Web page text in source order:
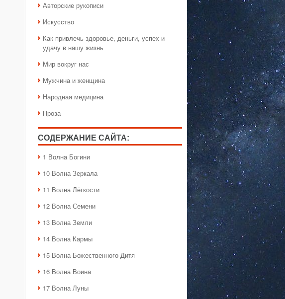
Авторские рукописи
Искусство
Как привлечь здоровье, деньги, успех и
удачу в нашу жизнь
Мир вокруг нас
Мужчина и женщина
Народная медицина
Проза
СОДЕРЖАНИЕ САЙТА:
1 Волна Богини
10 Волна Зеркала
11 Волна Лёгкости
12 Волна Семени
13 Волна Земли
14 Волна Кармы
15 Волна Божественного Дитя
16 Волна Воина
17 Волна Луны